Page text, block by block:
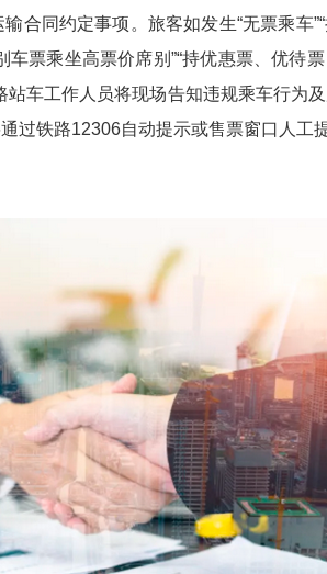
合同约定事项。旅客如发生“无票乘车
车票乘坐高票价席别”“持优惠票、优待
车工作人员将现场告知违规乘车行为
过铁路12306自动提示或售票窗口人工